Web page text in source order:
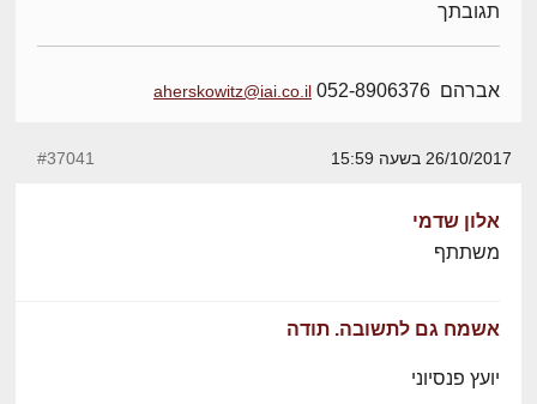
תגובתך
אברהם 052-8906376 aherskowitz@iai.co.il
26/10/2017 בשעה 15:59 #37041
אלון שדמי
משתתף
אשמח גם לתשובה. תודה
יועץ פנסיוני